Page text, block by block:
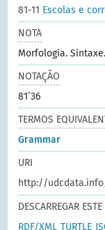
81-11 Escolas e
NOTA
Morfologia.
NOTAÇÃO
81`36
TERMOS
Grammar
URI
http://
DESCARREGAR
RDF/XML TURTLE